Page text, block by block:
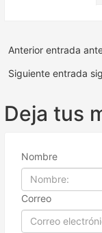
Anterior entrada
Deja tus
Nombre
Correo